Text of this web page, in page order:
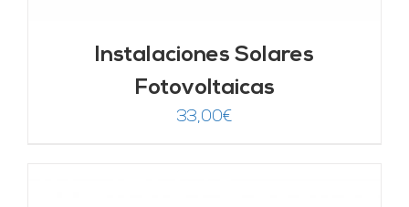
Instalaciones Solares
Fotovoltaicas
33,00€